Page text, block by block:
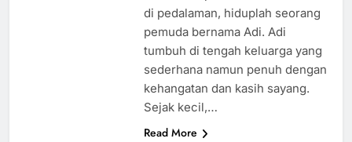
di pedalaman, hiduplah seorang
pemuda bernama Adi. Adi
tumbuh di tengah keluarga yang
sederhana namun penuh dengan
kehangatan dan kasih sayang.
Sejak kecil,…
Read More